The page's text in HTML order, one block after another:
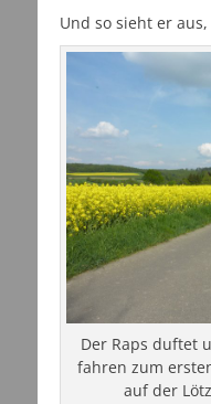
Und so sieht er aus,
Der Raps duftet
fahren zum
auf der